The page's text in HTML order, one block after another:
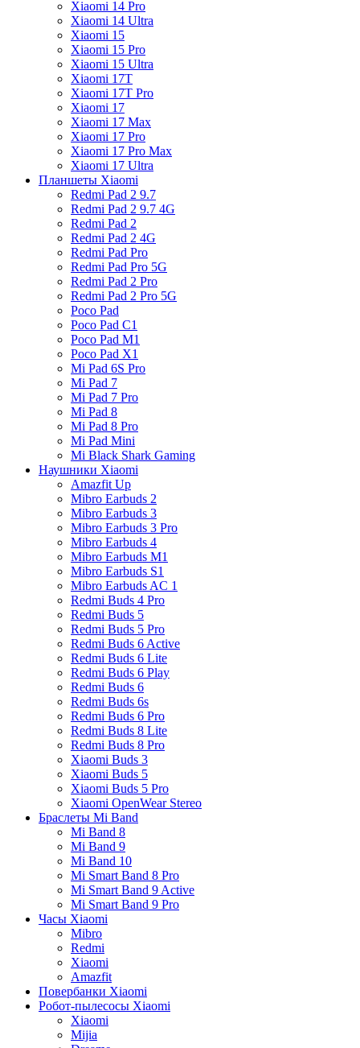
Xiaomi 14 Pro
Xiaomi 14 Ultra
Xiaomi 15
Xiaomi 15 Pro
Xiaomi 15 Ultra
Xiaomi 17T
Xiaomi 17T Pro
Xiaomi 17
Xiaomi 17 Max
Xiaomi 17 Pro
Xiaomi 17 Pro Max
Xiaomi 17 Ultra
Планшеты Xiaomi
Redmi Pad 2 9.7
Redmi Pad 2 9.7 4G
Redmi Pad 2
Redmi Pad 2 4G
Redmi Pad Pro
Redmi Pad Pro 5G
Redmi Pad 2 Pro
Redmi Pad 2 Pro 5G
Poco Pad
Poco Pad C1
Poco Pad M1
Poco Pad X1
Mi Pad 6S Pro
Mi Pad 7
Mi Pad 7 Pro
Mi Pad 8
Mi Pad 8 Pro
Mi Pad Mini
Mi Black Shark Gaming
Наушники Xiaomi
Amazfit Up
Mibro Earbuds 2
Mibro Earbuds 3
Mibro Earbuds 3 Pro
Mibro Earbuds 4
Mibro Earbuds M1
Mibro Earbuds S1
Mibro Earbuds AC 1
Redmi Buds 4 Pro
Redmi Buds 5
Redmi Buds 5 Pro
Redmi Buds 6 Active
Redmi Buds 6 Lite
Redmi Buds 6 Play
Redmi Buds 6
Redmi Buds 6s
Redmi Buds 6 Pro
Redmi Buds 8 Lite
Redmi Buds 8 Pro
Xiaomi Buds 3
Xiaomi Buds 5
Xiaomi Buds 5 Pro
Xiaomi OpenWear Stereo
Браслеты Mi Band
Mi Band 8
Mi Band 9
Mi Band 10
Mi Smart Band 8 Pro
Mi Smart Band 9 Active
Mi Smart Band 9 Pro
Часы Xiaomi
Mibro
Redmi
Xiaomi
Amazfit
Повербанки Xiaomi
Робот-пылесосы Xiaomi
Xiaomi
Mijia